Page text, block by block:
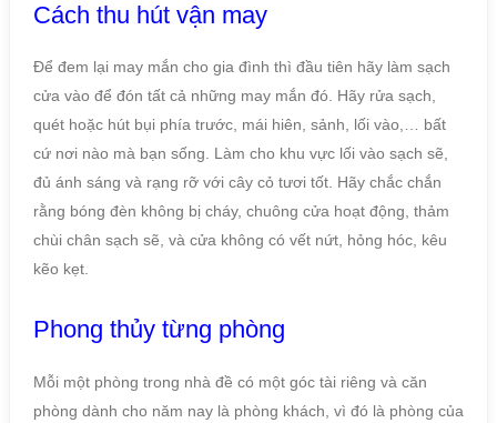
Cách thu hút vận may
Để đem lại may mắn cho gia đình thì đầu tiên hãy làm sạch
cửa vào để đón tất cả những may mắn đó. Hãy rửa sạch,
quét hoặc hút bụi phía trước, mái hiên, sảnh, lối vào,… bất
cứ nơi nào mà bạn sống. Làm cho khu vực lối vào sạch sẽ,
đủ ánh sáng và rạng rỡ với cây cỏ tươi tốt. Hãy chắc chắn
rằng bóng đèn không bị cháy, chuông cửa hoạt động, thảm
chùi chân sạch sẽ, và cửa không có vết nứt, hỏng hóc, kêu
kẽo kẹt.
Phong thủy từng phòng
Mỗi một phòng trong nhà đề có một góc tài riêng và căn
phòng dành cho năm nay là phòng khách, vì đó là phòng của